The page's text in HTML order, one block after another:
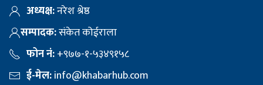
अध्यक्ष:नरेश श्रेष्ठ
सम्पादक:संकेत कोईराला
फोन नं:+९७७-१-५३४९१५८
ई-मेल:info@khabarhub.com